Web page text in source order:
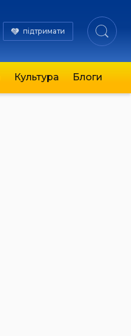
підтримати
Культура Блоги